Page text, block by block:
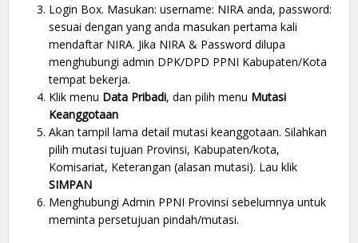
Login Box. Masukan: username: NIRA anda, password:
sesuai dengan yang anda masukan pertama kali
mendaftar NIRA. Jika NIRA & Password dilupa
menghubungi admin DPK/DPD PPNI Kabupaten/Kota
tempat bekerja.
Klik menu Data Pribadi, dan pilih menu Mutasi
Keanggotaan
Akan tampil lama detail mutasi keanggotaan. Silahkan
pilih mutasi tujuan Provinsi, Kabupaten/kota,
Komisariat, Keterangan (alasan mutasi). Lau klik
SIMPAN
Menghubungi Admin PPNI Provinsi sebelumnya untuk
meminta persetujuan pindah/mutasi.